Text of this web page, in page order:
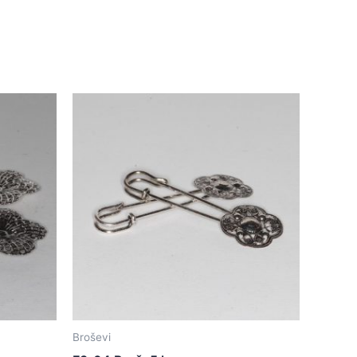
Broševi